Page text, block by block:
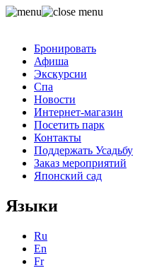
Бронировать
Афиша
Экскурсии
Спа
Новости
Интернет-магазин
Посетить парк
Контакты
Поддержать Усадьбу
Заказ мероприятий
Японский сад
Языки
Ru
En
Fr